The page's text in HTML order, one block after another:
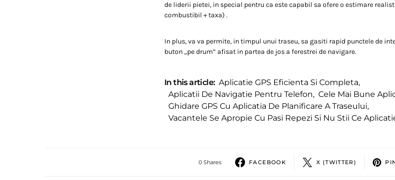
de liderii pietei, in special pentru ca este capabil sa ofere o estimare
combustibil + taxa) .
In plus, va va permite, in timpul unui traseu, sa gasiti rapid punctele de
buton „pe drum” afisat in partea de jos a ferestrei de navigare.
In this article: Aplicatie GPS Eficienta Si Completa,
Aplicatii De Navigatie Pentru Telefon, Cele Mai Bune
Ghidare GPS Cu Aplicatia De Planificare A Traseului,
Vacantele Se Apropie Cu Pasi Repezi Si Nu Stii Ce
0 Shares FACEBOOK X (TWITTER)